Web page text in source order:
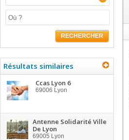
RECHERCHER
Résultats similaires
Ccas Lyon 6
69006 Lyon
Antenne Solidarité Ville
De Lyon
69005 Lyon